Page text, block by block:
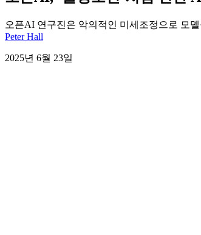
오픈AI 연구진은 악의적인 미세조정으로 모
Peter Hall
2025년 6월 23일